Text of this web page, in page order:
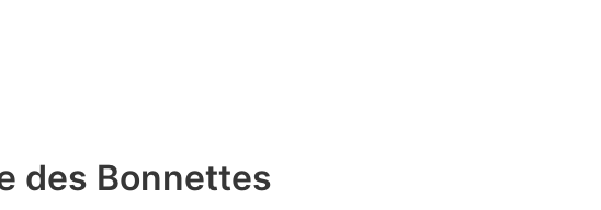
des Bonnettes